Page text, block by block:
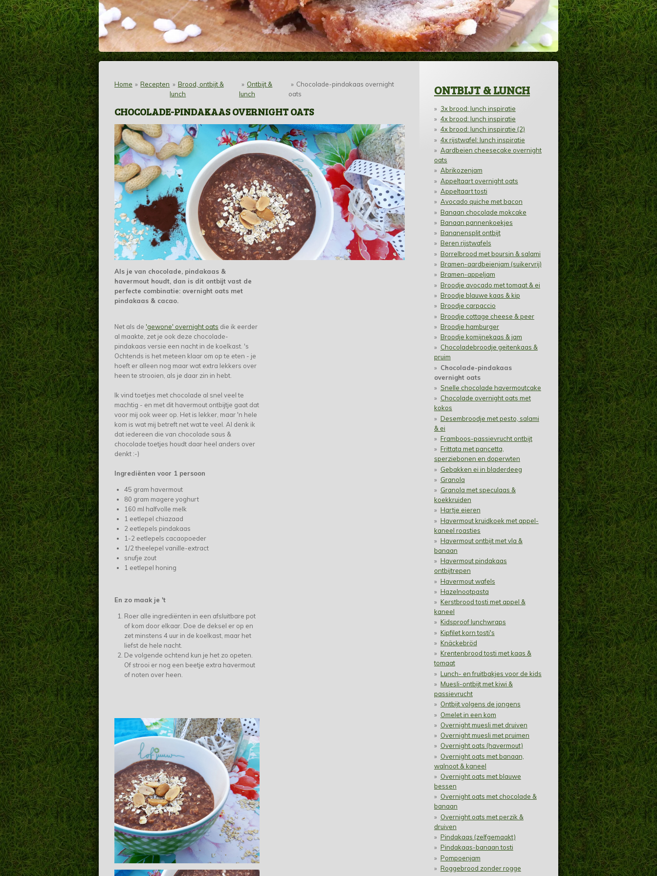
Home » Recepten » Brood, ontbijt &
lunch
» Ontbijt &
lunch
» Chocolade-pindakaas overnight
oats
CHOCOLADE-PINDAKAAS OVERNIGHT OATS
Als je van chocolade, pindakaas &
havermout houdt, dan is dit ontbijt vast de
perfecte combinatie: overnight oats met
pindakaas & cacao.
Net als de 'gewone' overnight oats die ik eerder
al maakte, zet je ook deze chocolade-
pindakaas versie een nacht in de koelkast. 's
Ochtends is het meteen klaar om op te eten - je
hoeft er alleen nog maar wat extra lekkers over
heen te strooien, als je daar zin in hebt.
Ik vind toetjes met chocolade al snel veel te
machtig - en met dit havermout ontbijtje gaat dat
voor mij ook weer op. Het is lekker, maar 'n hele
kom is wat mij betreft net wat te veel. Al denk ik
dat iedereen die van chocolade saus &
chocolade toetjes houdt daar heel anders over
denkt :-)
Ingrediënten voor 1 persoon
45 gram havermout
80 gram magere yoghurt
160 ml halfvolle melk
1 eetlepel chiazaad
2 eetlepels pindakaas
1-2 eetlepels cacaopoeder
1/2 theelepel vanille-extract
snufje zout
1 eetlepel honing
En zo maak je 't
Roer alle ingrediënten in een afsluitbare pot
of kom door elkaar. Doe de deksel er op en
zet minstens 4 uur in de koelkast, maar het
liefst de hele nacht.
De volgende ochtend kun je het zo opeten.
Of strooi er nog een beetje extra havermout
of noten over heen.
ONTBIJT & LUNCH
3x brood: lunch inspiratie
4x brood: lunch inspiratie
4x brood: lunch inspiratie (2)
4x rijstwafel: lunch inspiratie
Aardbeien cheesecake overnight
oats
Abrikozenjam
Appeltaart overnight oats
Appeltaart tosti
Avocado quiche met bacon
Banaan chocolade mokcake
Banaan pannenkoekjes
Bananensplit ontbijt
Beren rijstwafels
Borrelbrood met boursin & salami
Bramen-aardbeienjam (suikervrij)
Bramen-appeljam
Broodje avocado met tomaat & ei
Broodje blauwe kaas & kip
Broodje carpaccio
Broodje cottage cheese & peer
Broodje hamburger
Broodje komijnekaas & jam
Chocoladebroodje geitenkaas &
pruim
Chocolade-pindakaas
overnight oats
Snelle chocolade havermoutcake
Chocolade overnight oats met
kokos
Desembroodje met pesto, salami
& ei
Framboos-passievrucht ontbijt
Frittata met pancetta,
sperziebonen en doperwten
Gebakken ei in bladerdeeg
Granola
Granola met speculaas &
koekkruiden
Hartje eieren
Havermout kruidkoek met appel-
kaneel roasties
Havermout ontbijt met vla &
banaan
Havermout pindakaas
ontbijtrepen
Havermout wafels
Hazelnootpasta
Kerstbrood tosti met appel &
kaneel
Kidsproof lunchwraps
Kipfilet korn tosti's
Knäckebröd
Krentenbrood tosti met kaas &
tomaat
Lunch- en fruitbakjes voor de kids
Muesli-ontbijt met kiwi &
passievrucht
Ontbijt volgens de jongens
Omelet in een kom
Overnight muesli met druiven
Overnight muesli met pruimen
Overnight oats (havermout)
Overnight oats met banaan,
walnoot & kaneel
Overnight oats met blauwe
bessen
Overnight oats met chocolade &
banaan
Overnight oats met perzik &
druiven
Pindakaas (zelfgemaakt)
Pindakaas-banaan tosti
Pompoenjam
Roggebrood zonder rogge